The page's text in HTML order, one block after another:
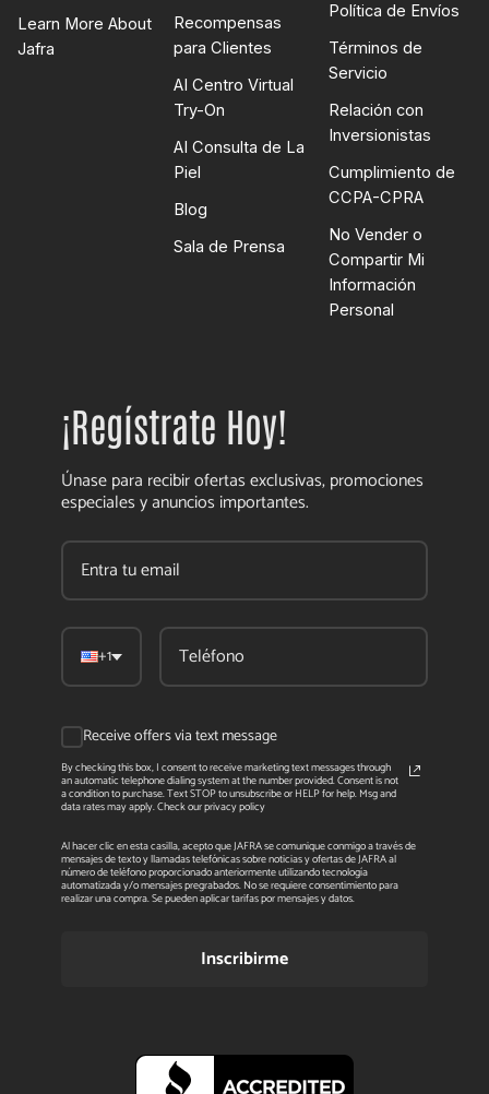
Learn More About
Jafra
Recompensas
para Clientes
AI Centro Virtual
Try-On
AI Consulta de La
Piel
Blog
Sala de Prensa
Política de Envíos
Términos de
Servicio
Relación con
Inversionistas
Cumplimiento de
CCPA-CPRA
No Vender o
Compartir Mi
Información
Personal
¡Regístrate Hoy!
Únase para recibir ofertas exclusivas, promociones
especiales y anuncios importantes.
+1
Receive offers via text message
By checking this box, I consent to receive marketing text messages through
an automatic telephone dialing system at the number provided. Consent is not
a condition to purchase. Text STOP to unsubscribe or HELP for help. Msg and
data rates may apply. Check our privacy policy
Al hacer clic en esta casilla, acepto que JAFRA se comunique conmigo a través de
mensajes de texto y llamadas telefónicas sobre noticias y ofertas de JAFRA al
número de teléfono proporcionado anteriormente utilizando tecnología
automatizada y/o mensajes pregrabados. No se requiere consentimiento para
realizar una compra. Se pueden aplicar tarifas por mensajes y datos.
Inscribirme